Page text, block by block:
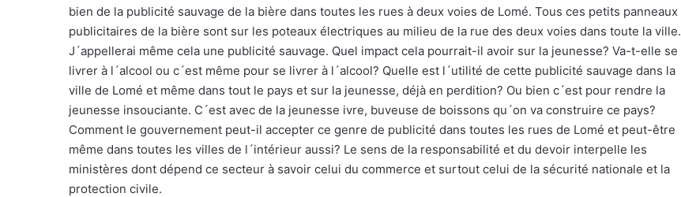
bien de la publicité sauvage de la bière dans toutes les rues à deux voies de Lomé. Tous ces petits panneaux
publicitaires de la bière sont sur les poteaux électriques au milieu de la rue des deux voies dans toute la ville.
J´appellerai même cela une publicité sauvage. Quel impact cela pourrait-il avoir sur la jeunesse? Va-t-elle se
livrer à l´alcool ou c´est même pour se livrer à l´alcool? Quelle est l´utilité de cette publicité sauvage dans la
ville de Lomé et même dans tout le pays et sur la jeunesse, déjà en perdition? Ou bien c´est pour rendre la
jeunesse insouciante. C´est avec de la jeunesse ivre, buveuse de boissons qu´on va construire ce pays?
Comment le gouvernement peut-il accepter ce genre de publicité dans toutes les rues de Lomé et peut-être
même dans toutes les villes de l´intérieur aussi? Le sens de la responsabilité et du devoir interpelle les
ministères dont dépend ce secteur à savoir celui du commerce et surtout celui de la sécurité nationale et la
protection civile.